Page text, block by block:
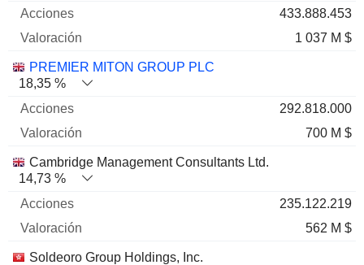
433.888.453
1 037 M $
PREMIER MITON GROUP PLC
18,35 %
292.818.000
700 M $
Cambridge Management Consultants Ltd.
14,73 %
235.122.219
562 M $
Soldeoro Group Holdings, Inc.